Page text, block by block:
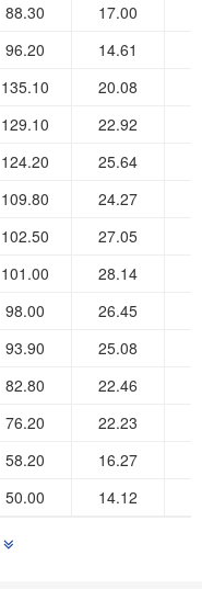
88.30 17.00
96.20 14.61
135.10 20.08
129.10 22.92
124.20 25.64
109.80 24.27
102.50 27.05
101.00 28.14
98.00 26.45
93.90 25.08
82.80 22.46
76.20 22.23
58.20 16.27
50.00 14.12